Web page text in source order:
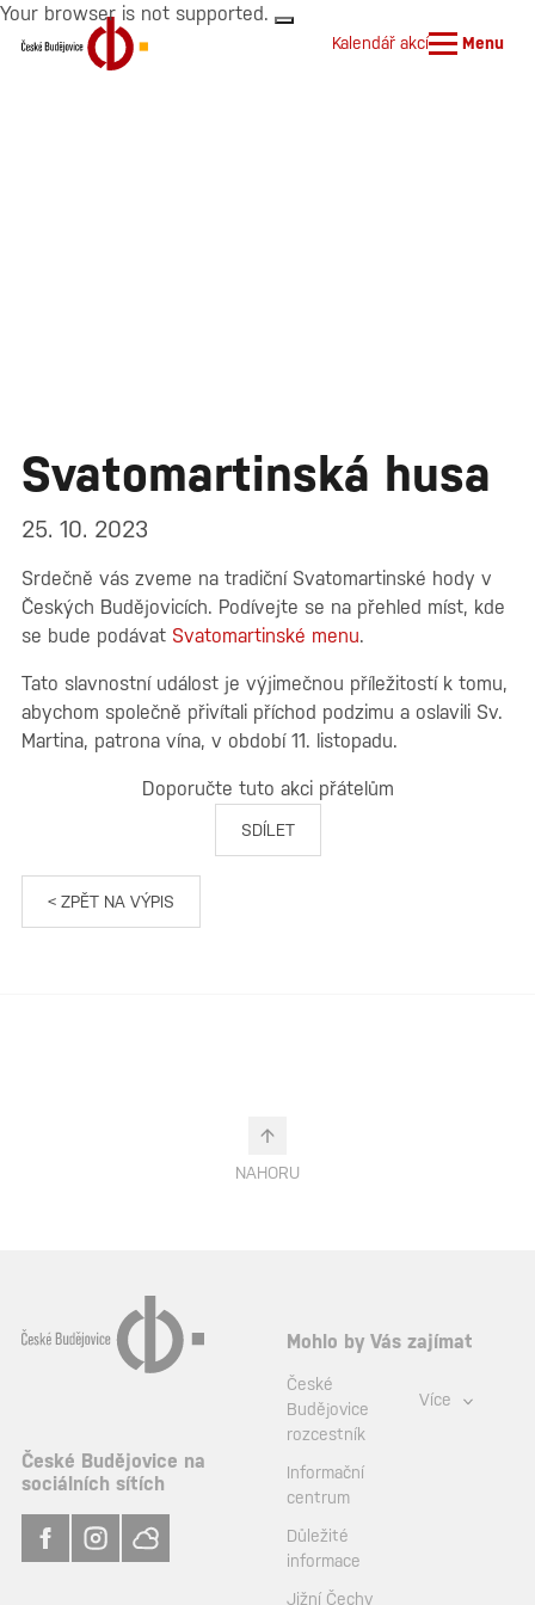
Your browser is not supported.
Kalendář akcí Menu
Svatomartinská husa
25. 10. 2023
Srdečně vás zveme na tradiční Svatomartinské hody v
Českých Budějovicích. Podívejte se na přehled míst, kde
se bude podávat Svatomartinské menu.
Tato slavnostní událost je výjimečnou příležitostí k tomu,
abychom společně přivítali příchod podzimu a oslavili Sv.
Martina, patrona vína, v období 11. listopadu.
Doporučte tuto akci přátelům
SDÍLET
< ZPĚT NA VÝPIS
NAHORU
České Budějovice na
sociálních sítích
Mohlo by Vás zajímat
České
Budějovice
rozcestník
Informační
centrum
Důležité
informace
Jižní Čechy
Více